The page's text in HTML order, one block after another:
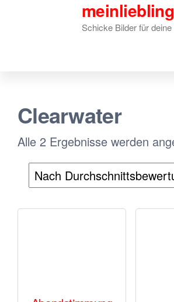
Schicke Bilder für deine
Clearwater
Alle 2 Ergebnisse werden